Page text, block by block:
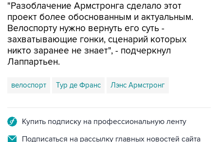
"Разоблачение Армстронга сделало этот
проект более обоснованным и актуальным.
Велоспорту нужно вернуть его суть -
захватывающие гонки, сценарий которых
никто заранее не знает", - подчеркнул
Лаппартьен.
велоспорт Тур де Франс Лэнс Армстронг
Купить подписку на профессиональную ленту
Подписаться на рассылку главных новостей сайта